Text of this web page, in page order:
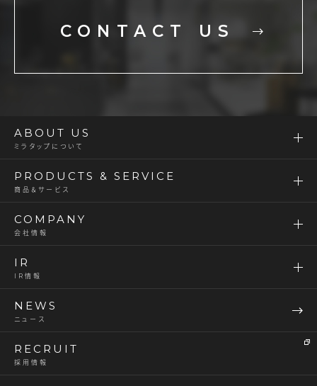
CONTACT US
ABOUT US
ミラタップについて
PRODUCTS & SERVICE
商品＆サービス
COMPANY
会社情報
IR
IR情報
NEWS
ニュース
RECRUIT
採用情報